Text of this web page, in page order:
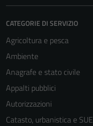
CATEGORIE DI SERVIZIO
Agricoltura e pesca
Ambiente
Anagrafe e stato civile
Appalti pubblici
Autorizzazioni
Catasto, urbanistica e SUE